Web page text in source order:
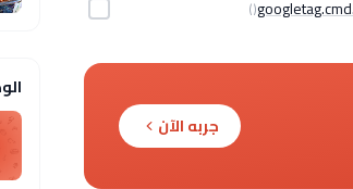
جربه الآن